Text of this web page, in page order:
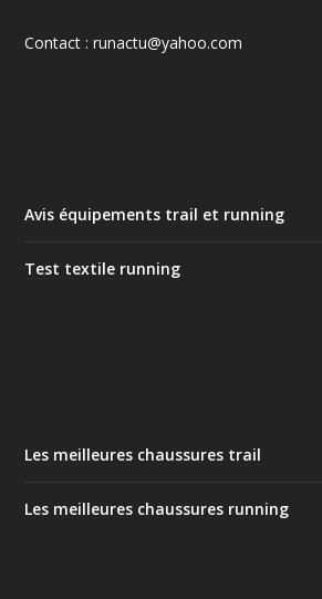
Contact : runactu@yahoo.com
Avis équipements trail et running
Test textile running
Les meilleures chaussures trail
Les meilleures chaussures running